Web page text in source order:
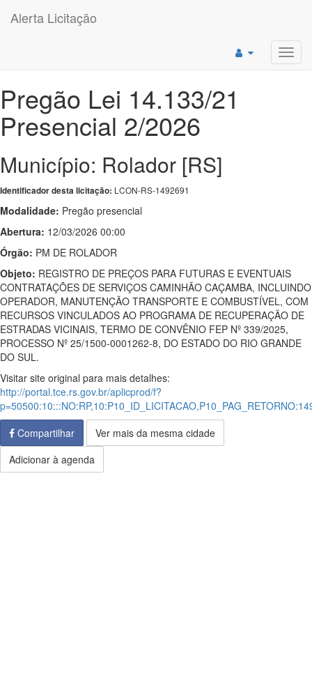
Alerta Licitação
Pregão Lei 14.133/21
Presencial 2/2026
Município: Rolador [RS]
Identificador desta licitação: LCON-RS-1492691
Modalidade: Pregão presencial
Abertura: 12/03/2026 00:00
Órgão: PM DE ROLADOR
Objeto: REGISTRO DE PREÇOS PARA FUTURAS E EVENTUAIS
CONTRATAÇÕES DE SERVIÇOS CAMINHÃO CAÇAMBA, INCLUINDO
OPERADOR, MANUTENÇÃO TRANSPORTE E COMBUSTÍVEL, COM
RECURSOS VINCULADOS AO PROGRAMA DE RECUPERAÇÃO DE
ESTRADAS VICINAIS, TERMO DE CONVÊNIO FEP Nº 339/2025,
PROCESSO Nº 25/1500-0001262-8, DO ESTADO DO RIO GRANDE
DO SUL.
Visitar site original para mais detalhes:
http://portal.tce.rs.gov.br/aplicprod/f?
Compartilhar
Ver mais da mesma cidade
Adicionar à agenda